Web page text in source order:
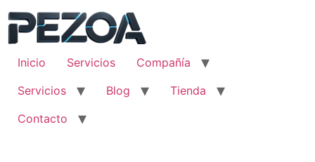
contenido
Inicio
Servicios
Compañía
Servicios
Blog
Tienda
Contacto